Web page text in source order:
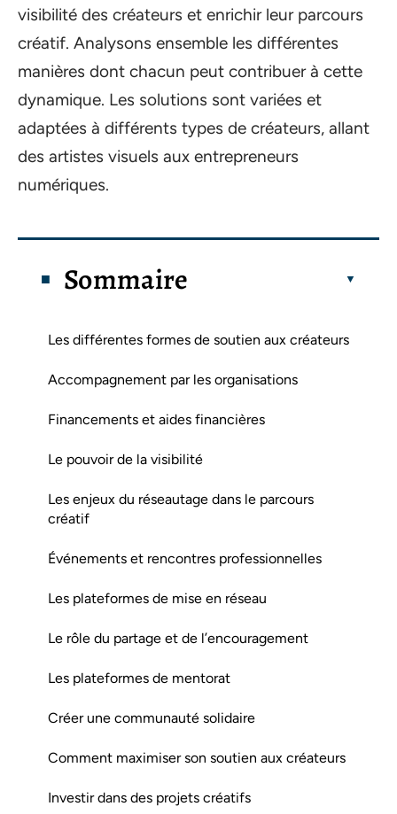
visibilité des créateurs et enrichir leur parcours
créatif. Analysons ensemble les différentes
manières dont chacun peut contribuer à cette
dynamique. Les solutions sont variées et
adaptées à différents types de créateurs, allant
des artistes visuels aux entrepreneurs
numériques.
Sommaire
Les différentes formes de soutien aux créateurs
Accompagnement par les organisations
Financements et aides financières
Le pouvoir de la visibilité
Les enjeux du réseautage dans le parcours
créatif
Événements et rencontres professionnelles
Les plateformes de mise en réseau
Le rôle du partage et de l’encouragement
Les plateformes de mentorat
Créer une communauté solidaire
Comment maximiser son soutien aux créateurs
Investir dans des projets créatifs